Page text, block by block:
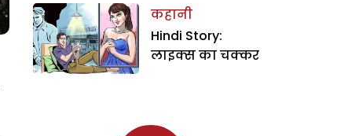
कहानी
Hindi Story:
लाइक्स का चक्कर